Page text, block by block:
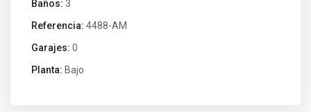
Baños: 3
Referencia: 4488-AM
Garajes: 0
Planta: Bajo